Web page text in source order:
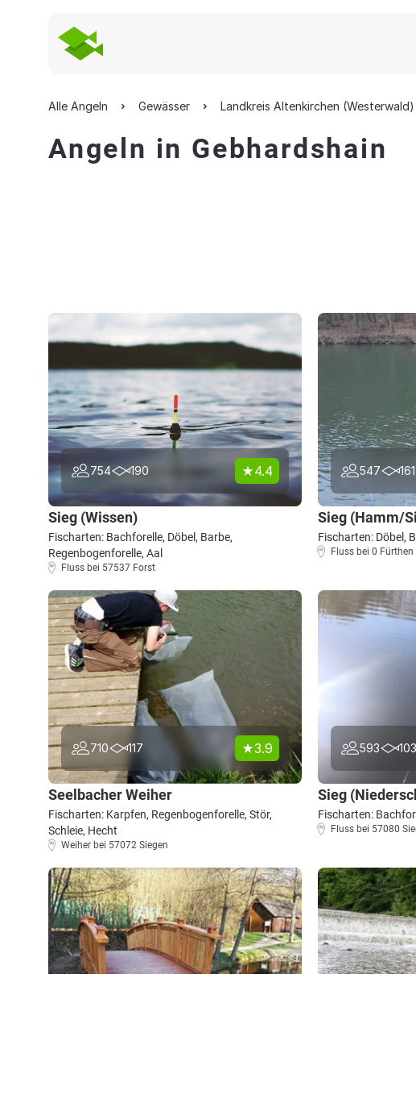
Alle Angeln Gewässer Landkreis Altenkirchen (Westerwald)
Angeln in Gebhardshain
754 190 4.4
Sieg (Wissen)
Fischarten: Bachforelle, Döbel, Barbe,
Regenbogenforelle, Aal
Fluss bei 57537 Forst
547 161
Sieg (Hamm/
Fischarten: Döbel,
Fluss bei 0 Fürthen
710 117 3.9
Seelbacher Weiher
Fischarten: Karpfen, Regenbogenforelle, Stör,
Schleie, Hecht
Weiher bei 57072 Siegen
593 103
Sieg
Fischarten:
Fluss bei 57080